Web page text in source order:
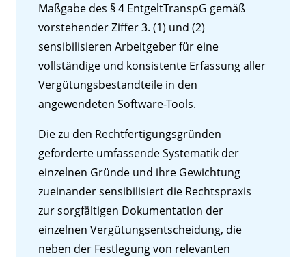
Maßgabe des § 4 EntgeltTranspG gemäß
vorstehender Ziffer 3. (1) und (2)
sensibilisieren Arbeitgeber für eine
vollständige und konsistente Erfassung aller
Vergütungsbestandteile in den
angewendeten Software-Tools.
Die zu den Rechtfertigungsgründen
geforderte umfassende Systematik der
einzelnen Gründe und ihre Gewichtung
zueinander sensibilisiert die Rechtspraxis
zur sorgfältigen Dokumentation der
einzelnen Vergütungsentscheidung, die
neben der Festlegung von relevanten